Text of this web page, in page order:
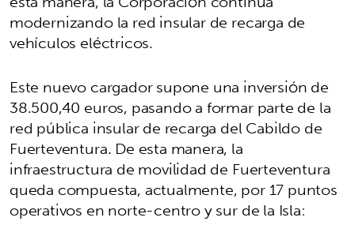
modernizando la red insular de recarga de
vehículos eléctricos.
Este nuevo cargador supone una inversión de
38.500,40 euros, pasando a formar parte de la
red pública insular de recarga del Cabildo de
Fuerteventura. De esta manera, la
infraestructura de movilidad de Fuerteventura
queda compuesta, actualmente, por 17 puntos
operativos en norte-centro y sur de la Isla: